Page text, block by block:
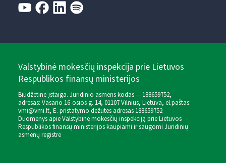
Valstybinė mokesčių inspekcija prie Lietuvos
Respublikos finansų ministerijos
Biudžetinė įstaiga. Juridinio asmens kodas — 188659752,
adresas: Vasario 16-osios g. 14, 01107 Vilnius, Lietuva, el.paštas:
vmi@vmi.lt, E. pristatymo dėžutės adresas 188659752
Duomenys apie Valstybinę mokesčių inspekciją prie Lietuvos
Respublikos finansų ministerijos kaupiami ir saugomi Juridinių
asmenų registre